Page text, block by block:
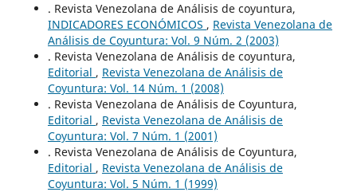
. Revista Venezolana de Análisis de coyuntura,
INDICADORES ECONÓMICOS , Revista Venezolana de
Análisis de Coyuntura: Vol. 9 Núm. 2 (2003)
. Revista Venezolana de Análisis de coyuntura,
Editorial , Revista Venezolana de Análisis de
Coyuntura: Vol. 14 Núm. 1 (2008)
. Revista Venezolana de Análisis de Coyuntura,
Editorial , Revista Venezolana de Análisis de
Coyuntura: Vol. 7 Núm. 1 (2001)
. Revista Venezolana de Análisis de Coyuntura,
Editorial , Revista Venezolana de Análisis de
Coyuntura: Vol. 5 Núm. 1 (1999)